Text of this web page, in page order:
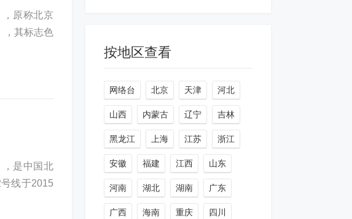
原称北京
，其标志色
是中国北
线于2015
按地区查看
网络台 北京 天津 河北
山西 内蒙古 辽宁 吉林
黑龙江 上海 江苏 浙江
安徽 福建 江西 山东
河南 湖北 湖南 广东
广西 海南 重庆 四川